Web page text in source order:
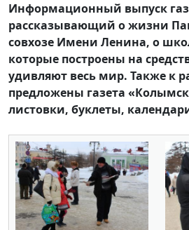
Информационный выпуск
рассказывающий о жизни
совхозе Имени Ленина, о
которые построены на
удивляют весь мир. Также к
предложены газета
листовки, буклеты,